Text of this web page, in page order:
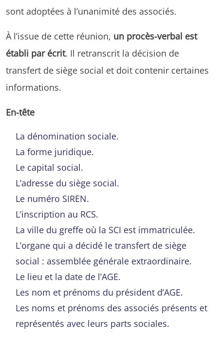
sont adoptées à l’unanimité des associés.
À l’issue de cette réunion, un procès-verbal est
établi par écrit. Il retranscrit la décision de
transfert de siège social et doit contenir certaines
informations.
En-tête
La dénomination sociale.
La forme juridique.
Le capital social.
L’adresse du siège social.
Le numéro SIREN.
L’inscription au RCS.
La ville du greffe où la SCI est immatriculée.
L’organe qui a décidé le transfert de siège
social : assemblée générale extraordinaire.
Le lieu et la date de l’AGE.
Les nom et prénoms du président d’AGE.
Les noms et prénoms des associés présents et
représentés avec leurs parts sociales.